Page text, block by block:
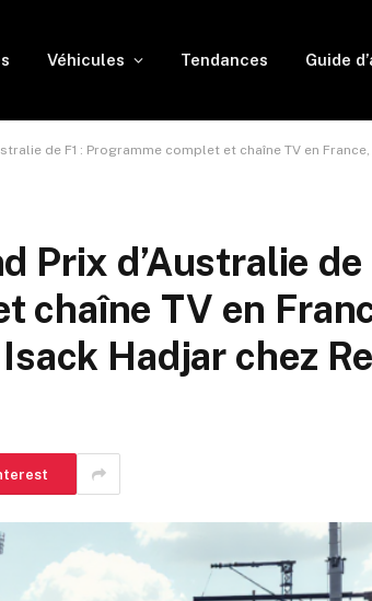
Véhicules Tendances Guide
de F1 : Programme complet et chaîne TV en
Prix d’Australie de
chaîne TV en
Hadjar chez